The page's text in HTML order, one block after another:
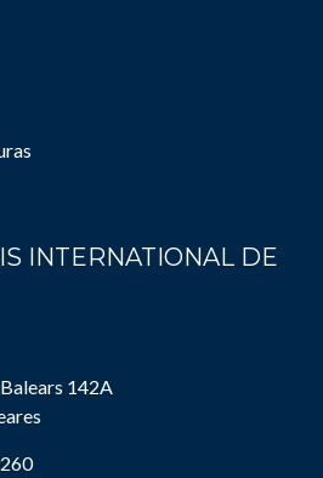
INTERNATIONAL DE
142A